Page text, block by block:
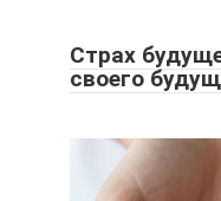
Страх
своего